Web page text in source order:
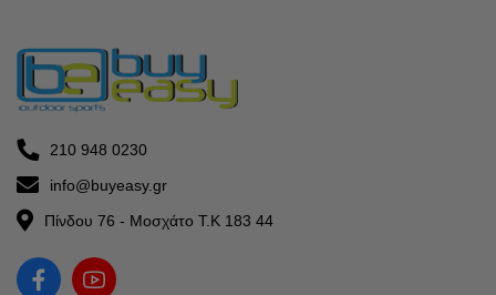
210 948 0230
info@buyeasy.gr
Πίνδου 76 - Μοσχάτο Τ.Κ 183 44